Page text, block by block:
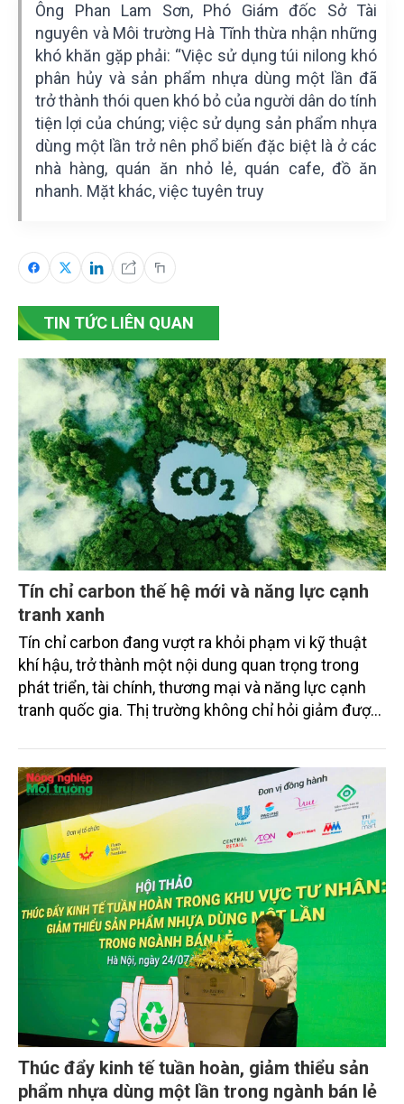
Ông Phan Lam Sơn, Phó Giám đốc Sở Tài
nguyên và Môi trường Hà Tĩnh thừa nhận những
khó khăn gặp phải: “Việc sử dụng túi nilong khó
phân hủy và sản phẩm nhựa dùng một lần đã
trở thành thói quen khó bỏ của người dân do tính
tiện lợi của chúng; việc sử dụng sản phẩm nhựa
dùng một lần trở nên phổ biến đặc biệt là ở các
nhà hàng, quán ăn nhỏ lẻ, quán cafe, đồ ăn
nhanh. Mặt khác, việc tuyên truy
TIN TỨC LIÊN QUAN
Tín chỉ carbon thế hệ mới và năng lực cạnh
tranh xanh
Tín chỉ carbon đang vượt ra khỏi phạm vi kỹ thuật
khí hậu, trở thành một nội dung quan trọng trong
phát triển, tài chính, thương mại và năng lực cạnh
tranh quốc gia. Thị trường không chỉ hỏi giảm được
bằng cách nào, ai xác nhận, có bền vững không, có
công bằng không, có bị ghi nhận trùng lặp không và
có thực sự đóng góp cho chuyển đổi xanh hay
không. Đó là điểm cốt lõi của tín chỉ carbon thế hệ
mới.
Thúc đẩy kinh tế tuần hoàn, giảm thiểu sản
phẩm nhựa dùng một lần trong ngành bán lẻ